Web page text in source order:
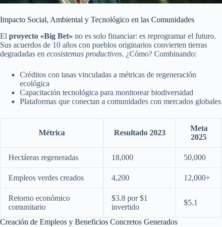
Impacto Social, Ambiental y Tecnológico en las Comunidades
El proyecto «Big Bet» no es solo financiar: es reprogramar el futuro.
Sus acuerdos de 10 años con pueblos originarios convierten tierras
degradadas en ecosistemas productivos. ¿Cómo? Combinando:
Créditos con tasas vinculadas a métricas de regeneración
ecológica
Capacitación tecnológica para monitorear biodiversidad
Plataformas que conectan a comunidades con mercados globales
Métrica Resultado 2023
Meta
2025
Hectáreas regeneradas 18,000 50,000
Empleos verdes creados 4,200 12,000+
Retorno económico
comunitario
$3.8 por $1
invertido
$5.1
Creación de Empleos y Beneficios Concretos Generados